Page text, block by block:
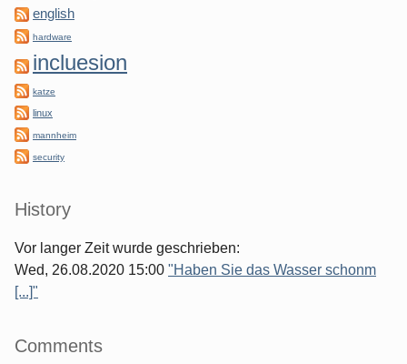
english
hardware
incluesion
katze
linux
mannheim
security
History
Vor langer Zeit wurde geschrieben:
Wed, 26.08.2020 15:00 "Haben Sie das Wasser schonm
[...]"
Comments